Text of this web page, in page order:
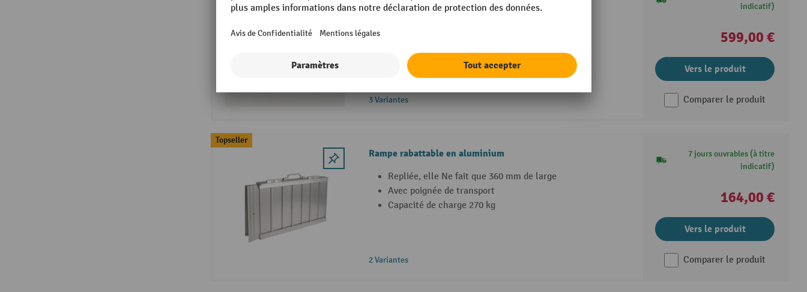
Rampe pliante
3 Variantes
indicatif)
599,00 €
Vers le produit
Comparer le produit
Topseller
Rampe rabattable en aluminium
Repliée, elle Ne fait que 360 mm de large
Avec poignée de transport
Capacité de charge 270 kg
2 Variantes
7 jours ouvrables (à titre
indicatif)
164,00 €
Vers le produit
Comparer le produit